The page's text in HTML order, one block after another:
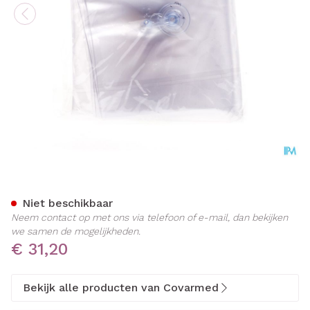
€ 31,20
Niet beschikbaar
Neem contact op met ons via telefoon of e-mail, dan bekijken
we samen de mogelijkheden.
Bekijk alle producten van Covarmed